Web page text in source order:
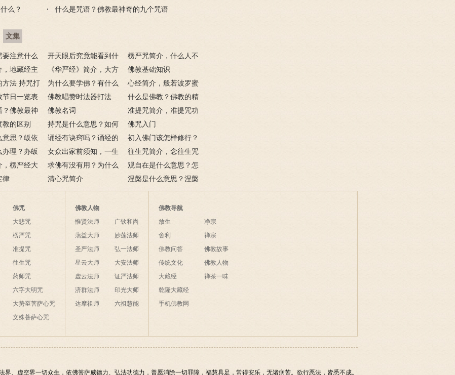
么？
什么是咒语？佛教最神奇的九个咒语
文集
要注意什么
后的注意事
开天眼后究竟能看到什
么？
楞严咒简介，什么人不
能念楞严咒？
，地藏经主
《华严经》简介，大方
广佛华严经讲什么？
佛教基础知识
方法 持咒打
为什么要学佛？有什么
用呢？
心经简介，般若波罗蜜
多心经内容介绍
节日一览表 佛教唱赞时法器打法
什么是佛教？佛教的精
髓是什么？佛的定义
呢？
？佛教最神
佛教名词
准提咒简介，准提咒功
德及妙用
的区别
持咒是什么意思？如何
持咒？
佛咒入门
意思？皈依
意思？
诵经有诀窍吗？诵经的
十二条诀窍
初入佛门该怎样修行？
办理？办皈
是什么？
女众出家前须知，一生
只有一次出家机会
往生咒简介，念往生咒
要注意什么？
，楞严经大
求佛有没有用？为什么
说佛菩萨可以保佑人？
观自在是什么意思？怎
么理解？
律 清心咒简介
涅槃是什么意思？涅槃
的四种分类分别指什
佛咒
大悲咒
楞严咒
准提咒
往生咒
药师咒
六字大明咒
大势至菩萨心咒
文殊菩萨心咒
佛教人物
惟贤法师
蕅益大师
圣严法师
星云大师
虚云法师
济群法师
达摩祖师
广钦和尚
妙莲法师
弘一法师
大安法师
证严法师
印光大师
六祖慧能
佛教导航
放生
舍利
佛教问答
传统文化
大藏经
乾隆大藏经
手机佛教网
净宗
禅宗
佛教故事
佛教人物
禅茶一味
界、虚空界一切众生，依佛菩萨威德力、弘法功德力，普愿消除一切罪障，福慧具足，常得安乐，无诸病苦。欲行恶法，皆悉不成。